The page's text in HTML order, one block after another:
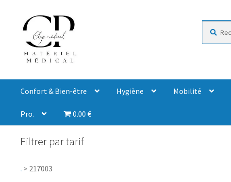
Confort & Bien-être Hygiène Mobilité
Pro. 0.00 €
Filtrer par tarif
. > 217003